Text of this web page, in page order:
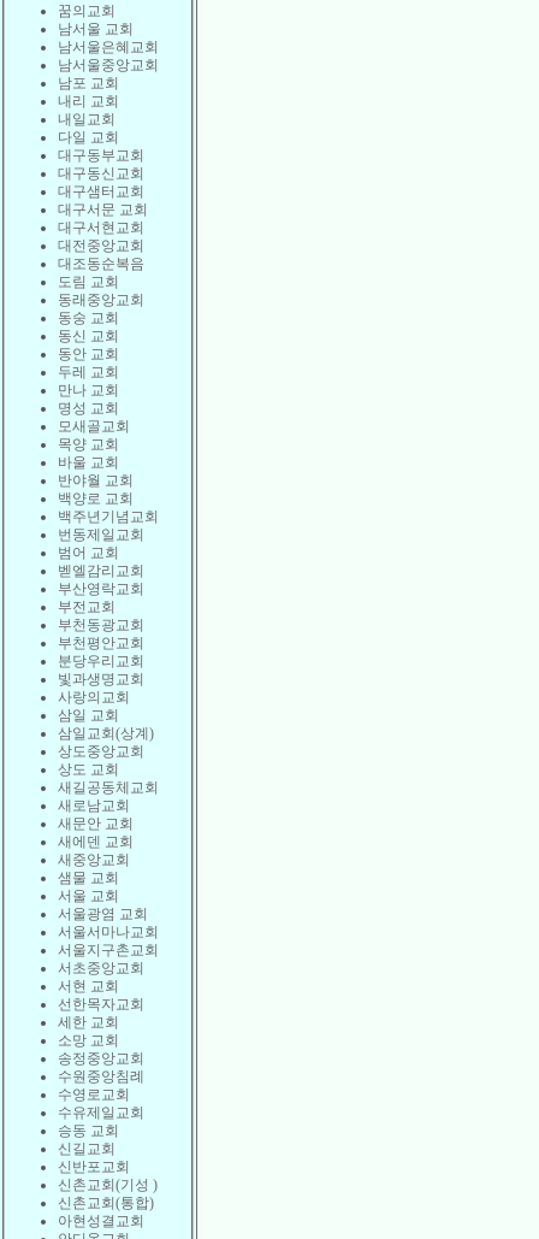
꿈의교회
남서울 교회
남서울은혜교회
남서울중앙교회
남포 교회
내리 교회
내일교회
다일 교회
대구동부교회
대구동신교회
대구샘터교회
대구서문 교회
대구서현교회
대전중앙교회
대조동순복음
도림 교회
동래중앙교회
동숭 교회
동신 교회
동안 교회
두레 교회
만나 교회
명성 교회
모새골교회
목양 교회
바울 교회
반야월 교회
백양로 교회
백주년기념교회
번동제일교회
범어 교회
벧엘감리교회
부산영락교회
부전교회
부천동광교회
부천평안교회
분당우리교회
빛과생명교회
사랑의교회
삼일 교회
삼일교회(상계)
상도중앙교회
상도 교회
새길공동체교회
새로남교회
새문안 교회
새에덴 교회
새중앙교회
샘물 교회
서울 교회
서울광염 교회
서울서마나교회
서울지구촌교회
서초중앙교회
서현 교회
선한목자교회
세한 교회
소망 교회
송정중앙교회
수원중앙침례
수영로교회
수유제일교회
승동 교회
신길교회
신반포교회
신촌교회(기성 )
신촌교회(통합)
아현성결교회